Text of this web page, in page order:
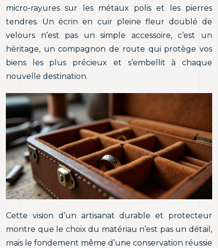
micro-rayures sur les métaux polis et les pierres
tendres. Un écrin en cuir pleine fleur doublé de
velours n’est pas un simple accessoire, c’est un
héritage, un compagnon de route qui protège vos
biens les plus précieux et s’embellit à chaque
nouvelle destination.
Cette vision d’un artisanat durable et protecteur
montre que le choix du matériau n’est pas un détail,
mais le fondement même d’une conservation réussie